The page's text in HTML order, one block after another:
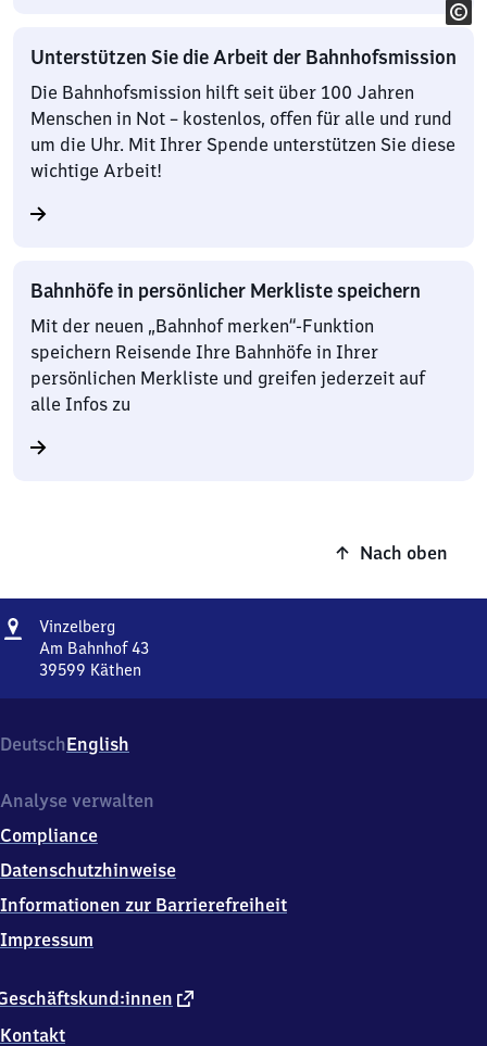
Unterstützen Sie die Arbeit der Bahnhofsmission
Die Bahnhofsmission hilft seit über 100 Jahren
Menschen in Not – kostenlos, offen für alle und rund
um die Uhr. Mit Ihrer Spende unterstützen Sie diese
wichtige Arbeit!
Bahnhöfe in persönlicher Merkliste speichern
Mit der neuen „Bahnhof merken“-Funktion
speichern Reisende Ihre Bahnhöfe in Ihrer
persönlichen Merkliste und greifen jederzeit auf
alle Infos zu
Nach oben
Adresse
Vinzelberg
Am Bahnhof 43
39599 Käthen
Bahnhof
43,
9
9
9
DeutschEnglish
externer
Kontakt
Analyse verwalten
Compliance
Datenschutzhinweise
Informationen zur Barrierefreiheit
Impressum